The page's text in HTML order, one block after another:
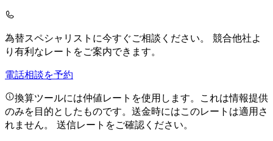
為替スペシャリストに今すぐご相談ください。 競合他社よ
り有利なレートをご案内できます。
電話相談を予約
換算ツールには仲値レートを使用します。これは情報提供
のみを目的としたものです。送金時にはこのレートは適用さ
れません。 送信レートをご確認ください。